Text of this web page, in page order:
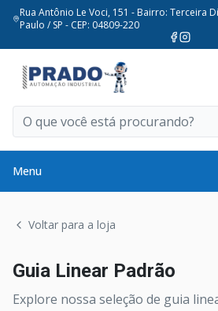
Rua Antônio Le Voci, 151 - Bairro: Terceira
Paulo / SP - CEP: 04809-220
Menu
Voltar para a loja
Guia Linear Padrão
Explore nossa seleção de guia